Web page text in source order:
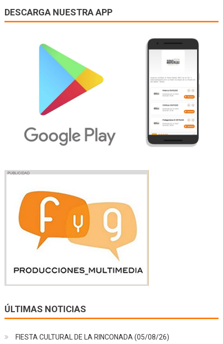
DESCARGA NUESTRA APP
ÚLTIMAS NOTICIAS
FIESTA CULTURAL DE LA RINCONADA (05/08/26)